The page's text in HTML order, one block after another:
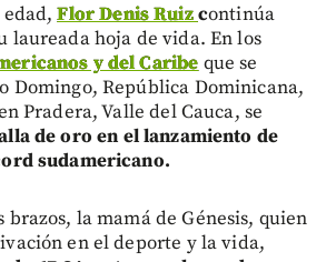
edad,Flor Denis Ruizcontinúa
laureada hoja de vida. En los
y del Caribe que se
Domingo, República Dominicana,
Pradera, Valle del Cauca, se
de oro en el lanzamiento de
sudamericano.
brazos, la mamá de Génesis, quien
en el deporte y la vida,